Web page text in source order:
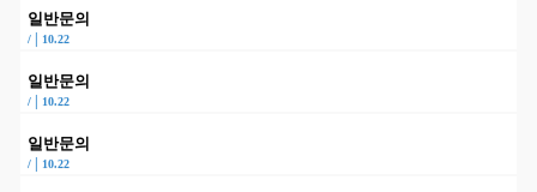
일반문의
/ 10.22
일반문의
/ 10.22
일반문의
/ 10.22